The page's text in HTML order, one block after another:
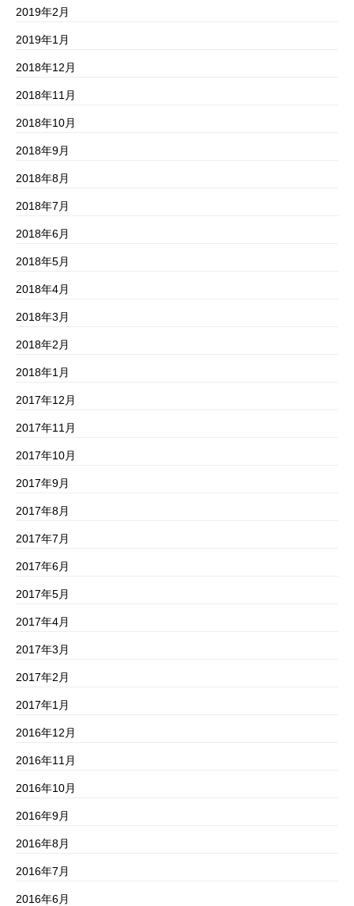
2019年2月
2019年1月
2018年12月
2018年11月
2018年10月
2018年9月
2018年8月
2018年7月
2018年6月
2018年5月
2018年4月
2018年3月
2018年2月
2018年1月
2017年12月
2017年11月
2017年10月
2017年9月
2017年8月
2017年7月
2017年6月
2017年5月
2017年4月
2017年3月
2017年2月
2017年1月
2016年12月
2016年11月
2016年10月
2016年9月
2016年8月
2016年7月
2016年6月